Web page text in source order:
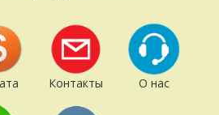
Контакты О нас